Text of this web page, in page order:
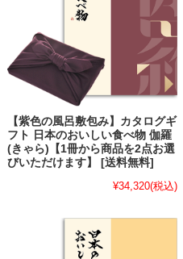
【紫色の風呂敷包み】カタログギ
フト 日本のおいしい食べ物 伽羅
(きゃら)【1冊から商品を2点お選
びいただけます】 [送料無料]
¥34,320(税込)